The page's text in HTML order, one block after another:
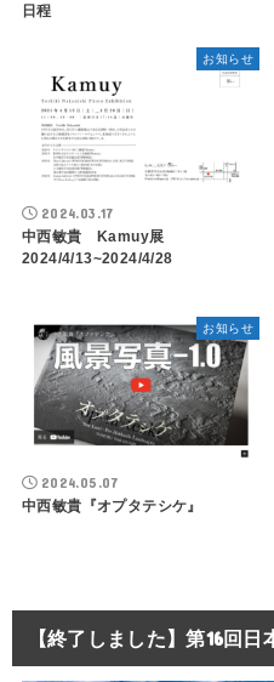
日程
お知らせ
2024.03.17
中西敏貴 Kamuy展
2024/4/13~2024/4/28
お知らせ
2024.05.07
中西敏貴『オプタテシケ』
【終了しました】第16回